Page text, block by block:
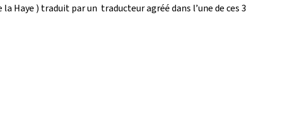
) traduit par un traducteur agréé dans l’une de ces 3